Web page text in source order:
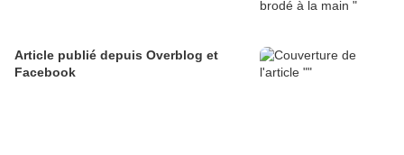
Article publié depuis Overblog et
Facebook